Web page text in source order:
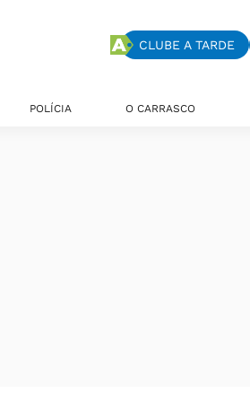
CLUBE A TARDE
POLÍCIA O CARRASCO